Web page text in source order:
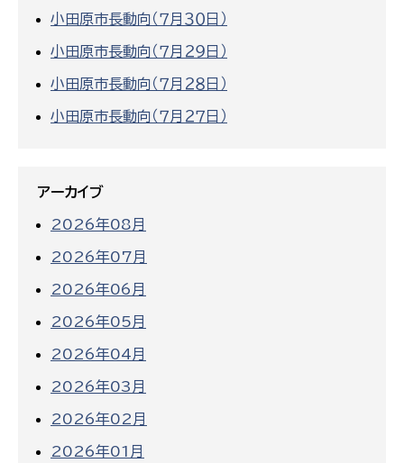
小田原市長動向（７月３０日）
小田原市長動向（７月２９日）
小田原市長動向（７月２８日）
小田原市長動向（７月２７日）
アーカイブ
2026年08月
2026年07月
2026年06月
2026年05月
2026年04月
2026年03月
2026年02月
2026年01月